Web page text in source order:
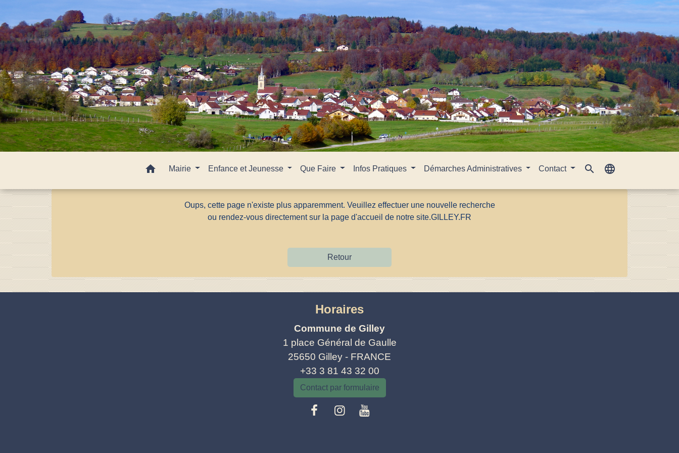
home Mairie Enfance et Jeunesse Que Faire Infos Pratiques Démarches Administratives Contact search language
Oups, cette page n'existe plus apparemment. Veuillez effectuer une nouvelle recherche
ou rendez-vous directement sur la page d'accueil de notre site.GILLEY.FR
Retour
Horaires
Commune de Gilley
1 place Général de Gaulle
25650 Gilley - FRANCE
+33 3 81 43 32 00
Contact par formulaire